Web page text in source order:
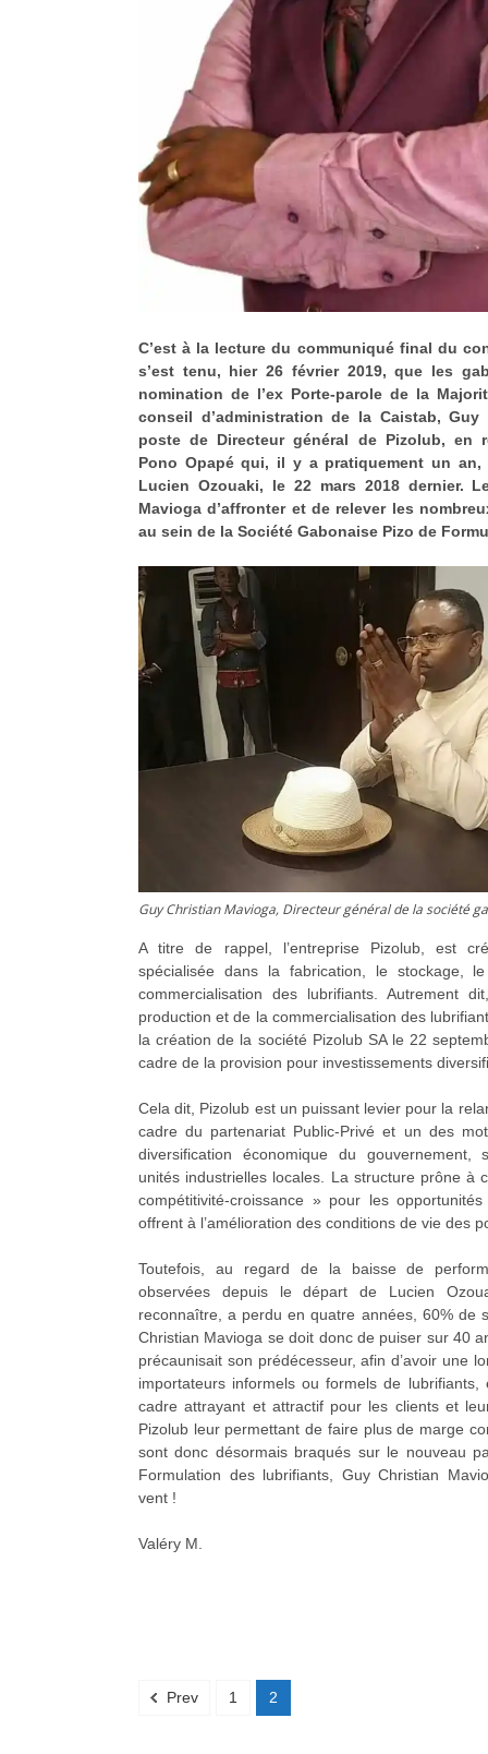
C’est à la lecture du communiqué final du
s’est tenu, hier 26 février 2019, que les
nomination de l’ex Porte-parole de la
conseil d’administration de la Caistab, Guy
poste de Directeur général de Pizolub, en
Pono Opapé qui, il y a pratiquement un an,
Lucien Ozouaki, le 22 mars 2018 dernier.
Mavioga d’affronter et de relever les
au sein de la Société Gabonaise Pizo de
Guy Christian Mavioga, Directeur général de la société
A titre de rappel, l’entreprise Pizolub, est
spécialisée dans la fabrication, le stockage,
commercialisation des lubrifiants. Autrement
production et de la commercialisation des
la création de la société Pizolub SA le 22
cadre de la provision pour investissements
Cela dit, Pizolub est un puissant levier pour la
cadre du partenariat Public-Privé et un des
diversification économique du gouvernement,
unités industrielles locales. La structure prône à
compétitivité-croissance » pour les
offrent à l’amélioration des conditions de vie des
Toutefois, au regard de la baisse de
observées depuis le départ de Lucien
reconnaître, a perdu en quatre années, 60% de
Christian Mavioga se doit donc de puiser sur 40
précaunisait son prédécesseur, afin d’avoir une
importateurs informels ou formels de
cadre attrayant et attractif pour les clients et
Pizolub leur permettant de faire plus de marge
sont donc désormais braqués sur le nouveau
Formulation des lubrifiants, Guy Christian
vent !
Valéry M.
Prev 1 2